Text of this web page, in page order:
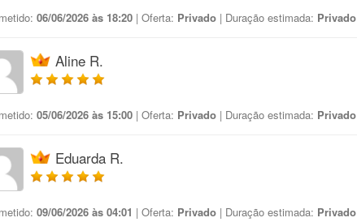
06/06/2026 às 18:20 | Oferta: Privado | Duração estimada: Privado
Aline R.
05/06/2026 às 15:00 | Oferta: Privado | Duração estimada: Privado
Eduarda R.
09/06/2026 às 04:01 | Oferta: Privado | Duração estimada: Privado